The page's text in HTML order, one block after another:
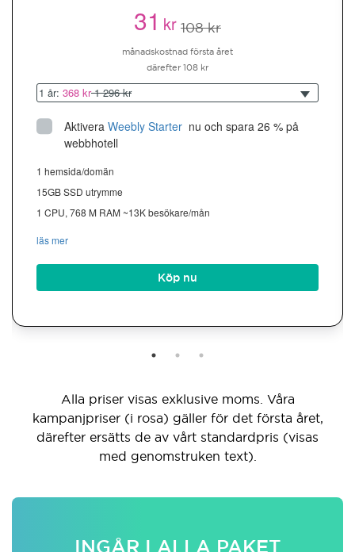
31kr 108 kr
månadskostnad första året
därefter 108 kr
1 år: 368 kr1 296 kr
Aktivera Weebly Starter nu och spara 26 % på
webbhotell
1 hemsida/domän
15GB SSD utrymme
1 CPU, 768 M RAM ~13K besökare/mån
läs mer
Köp nu
Alla priser visas exklusive moms. Våra
kampanjpriser (i rosa) gäller för det första året,
därefter ersätts de av vårt standardpris (visas
med genomstruken text).
INGÅR I ALLA PAKET